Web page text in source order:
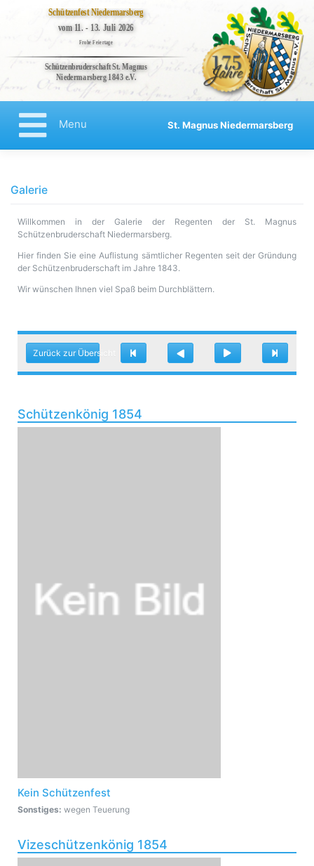
Bruderschaft
Kompanien
Impressum
Datenschutzerklärung
Schützenfest Niedermarsberg
vom 11. - 13. Juli 2026
Frohe Feiertage
Schützenbruderschaft St. Magnus
Niedermarsberg 1843 e.V.
Menu St. Magnus Niedermarsberg
Galerie
Willkommen in der Galerie der Regenten der St. Magnus
Schützenbruderschaft Niedermarsberg.
Hier finden Sie eine Auflistung sämtlicher Regenten seit der Gründung
der Schützenbruderschaft im Jahre 1843.
Wir wünschen Ihnen viel Spaß beim Durchblättern.
Zurück zur Übersicht
Schützenkönig 1854
Kein Schützenfest
Sonstiges: wegen Teuerung
Vizeschützenkönig 1854